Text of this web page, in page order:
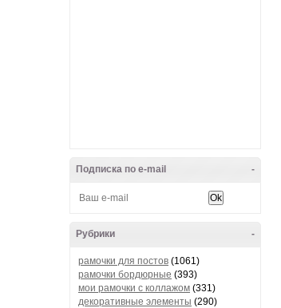
-
Подписка по e-mail
-
Рубрики
рамочки для постов (1061)
рамочки бордюрные (393)
мои рамочки с коллажом (331)
декоративные элементы (290)